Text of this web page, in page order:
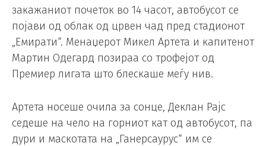
закажаниот почеток во 14 часот, автобусот се
појави од облак од црвен чад пред стадионот
„Емирати“. Менаџерот Микел Артета и капитенот
Мартин Одегард позираа со трофејот од
Премиер лигата што блескаше меѓу нив.
Артета носеше очила за сонце, Деклан Рајс
седеше на чело на горниот кат од автобусот, па
дури и маскотата на „Ганерсаурус“ им се